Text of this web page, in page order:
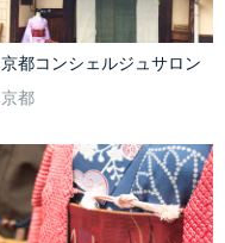
京都コンシェルジュサロン
京都